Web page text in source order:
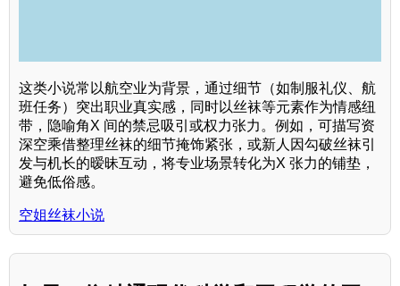
这类小说常以航空业为背景，通过细节（如制服礼仪、航
班任务）突出职业真实感，同时以丝袜等元素作为情感纽
带，隐喻角X 间的禁忌吸引或权力张力。例如，可描写资
深空乘借整理丝袜的细节掩饰紧张，或新人因勾破丝袜引
发与机长的暧昧互动，将专业场景转化为X 张力的铺垫，
避免低俗感。
空姐丝袜小说